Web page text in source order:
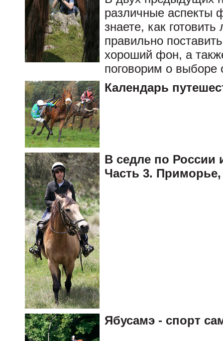
различные аспекты
знаете, как
правильно
хороший фон, а
поговорим о выборе
Календарь
В седле по России
Часть 3.
Ябусамэ - спорт